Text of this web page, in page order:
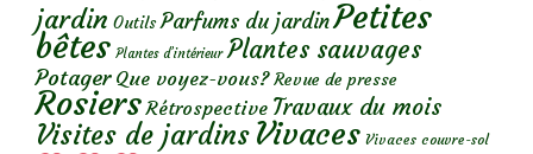
jardin Outils Parfums du jardinPetites
bêtes Plantes d’intérieur Plantes sauvages
Potager Que voyez-vous? Revue de presse
Rosiers Rétrospective Travaux du mois
Visites de jardins Vivaces Vivaces couvre-sol